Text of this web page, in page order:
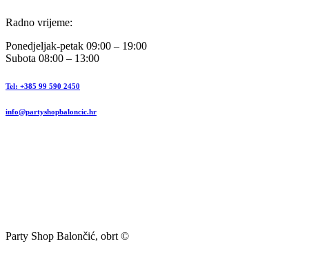
Radno vrijeme:
Ponedjeljak-petak 09:00 – 19:00
Subota 08:00 – 13:00
Tel: +385 99 590 2450
info@partyshopbaloncic.hr
Party Shop Balončić, obrt ©